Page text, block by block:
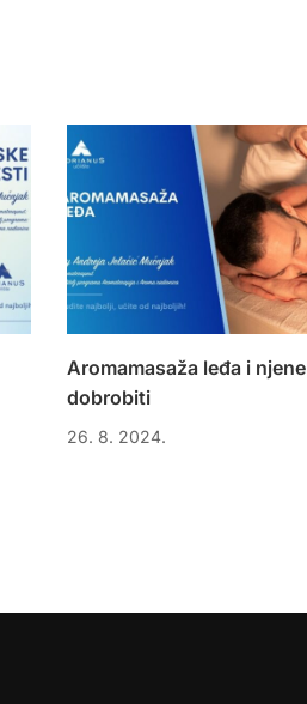
Aromamasaža leđa i njene
dobrobiti
26. 8. 2024.